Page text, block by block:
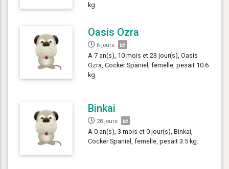
kg.
Oasis Ozra
6 jours
A 7 an(s), 10 mois et 23 jour(s), Oasis
Ozra, Cocker Spaniel, femelle, pesait 10.6
kg.
Binkai
28 jours
A 0 an(s), 3 mois et 0 jour(s), Binkai,
Cocker Spaniel, femelle, pesait 3.5 kg.